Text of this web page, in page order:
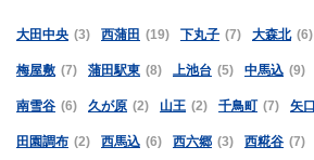
大田中央 (3) 西蒲田 (19) 下丸子 (7) 大森北 (6)
梅屋敷 (7) 蒲田駅東 (8) 上池台 (5) 中馬込 (9)
南雪谷 (6) 久が原 (2) 山王 (2) 千鳥町 (7) 矢口
田園調布 (2) 西馬込 (6) 西六郷 (3) 西糀谷 (7)